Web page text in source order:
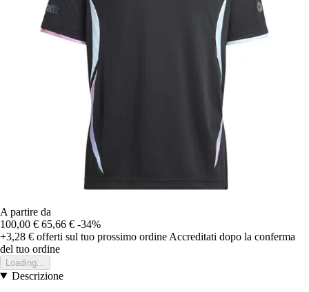
A partire da
100,00 € 65,66 € -34%
+3,28 € offerti sul tuo prossimo ordine Accreditati dopo la conferma
del tuo ordine
Loading...
Descrizione